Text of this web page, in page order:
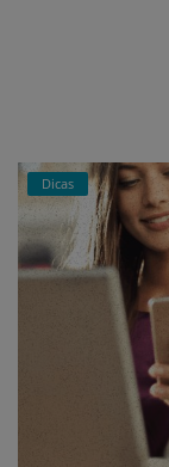
Dicas